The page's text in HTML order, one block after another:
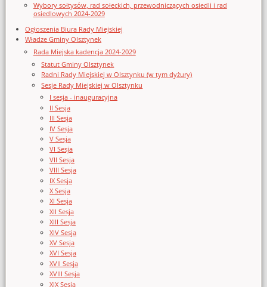
Wybory sołtysów, rad sołeckich, przewodniczących osiedli i rad
osiedlowych 2024-2029
Ogłoszenia Biura Rady Miejskiej
Władze Gminy Olsztynek
Rada Miejska kadencja 2024-2029
Statut Gminy Olsztynek
Radni Rady Miejskiej w Olsztynku (w tym dyżury)
Sesje Rady Miejskiej w Olsztynku
I sesja - inauguracyjna
II Sesja
III Sesja
IV Sesja
V Sesja
VI Sesja
VII Sesja
VIII Sesja
IX Sesja
X Sesja
XI Sesja
XII Sesja
XIII Sesja
XIV Sesja
XV Sesja
XVI Sesja
XVII Sesja
XVIII Sesja
XIX Sesja